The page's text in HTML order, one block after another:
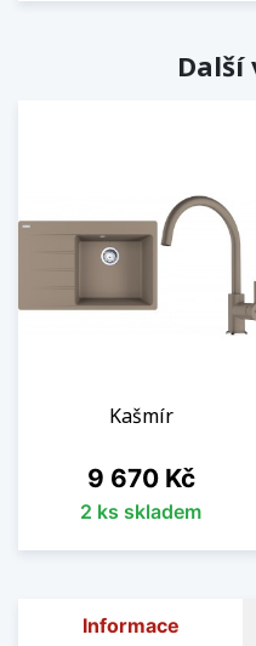
Kašmír
Cena
9 670 Kč
2 ks skladem
Informace